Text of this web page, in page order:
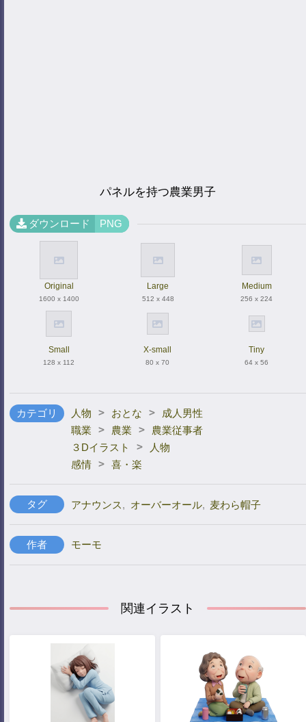
パネルを持つ農業男子
ダウンロード PNG
Original
1600 x 1400
Large
512 x 448
Medium
256 x 224
Small
128 x 112
X-small
80 x 70
Tiny
64 x 56
カテゴリ 人物 > おとな >
成人男性
職業
> 農業 >
農業従事者
３Dイラスト
>
人物
感情 > 喜・楽
タグ アナウンス, オーバーオール, 麦わら帽子
作者 モーモ
関連イラスト